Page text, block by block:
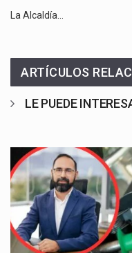
La Alcaldía…
ARTÍCULOS
LE PUEDE